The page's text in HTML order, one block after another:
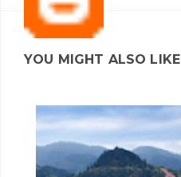
YOU MIGHT ALSO LIKE